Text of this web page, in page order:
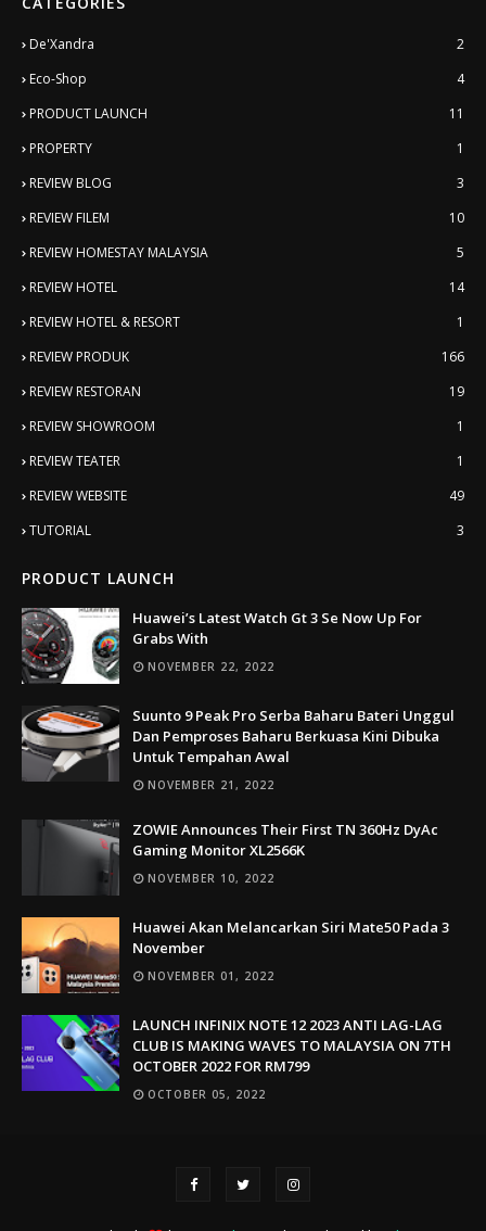
De'Xandra
2
Eco-Shop
4
PRODUCT LAUNCH
11
PROPERTY
1
REVIEW BLOG
3
REVIEW FILEM
10
REVIEW HOMESTAY MALAYSIA
5
REVIEW HOTEL
14
REVIEW HOTEL & RESORT
1
REVIEW PRODUK
166
REVIEW RESTORAN
19
REVIEW SHOWROOM
1
REVIEW TEATER
1
REVIEW WEBSITE
49
TUTORIAL
3
PRODUCT LAUNCH
Huawei’s Latest Watch Gt 3 Se Now Up For
Grabs With
NOVEMBER 22, 2022
Suunto 9 Peak Pro Serba Baharu Bateri Unggul
Dan Pemproses Baharu Berkuasa Kini Dibuka
Untuk Tempahan Awal
NOVEMBER 21, 2022
ZOWIE Announces Their First TN 360Hz DyAc
Gaming Monitor XL2566K
NOVEMBER 10, 2022
Huawei Akan Melancarkan Siri Mate50 Pada 3
November
NOVEMBER 01, 2022
LAUNCH INFINIX NOTE 12 2023 ANTI LAG-LAG
CLUB IS MAKING WAVES TO MALAYSIA ON 7TH
OCTOBER 2022 FOR RM799
OCTOBER 05, 2022